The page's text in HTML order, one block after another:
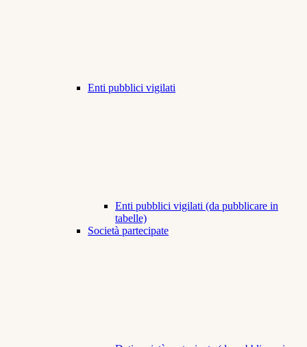
Enti pubblici vigilati
Enti pubblici vigilati (da pubblicare in
tabelle)
Società partecipate